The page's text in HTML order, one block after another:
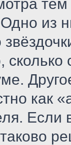
из
как